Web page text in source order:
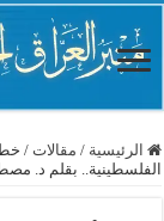
الرئيسية / مقالات /
الفلسطينية.. بقلم د.